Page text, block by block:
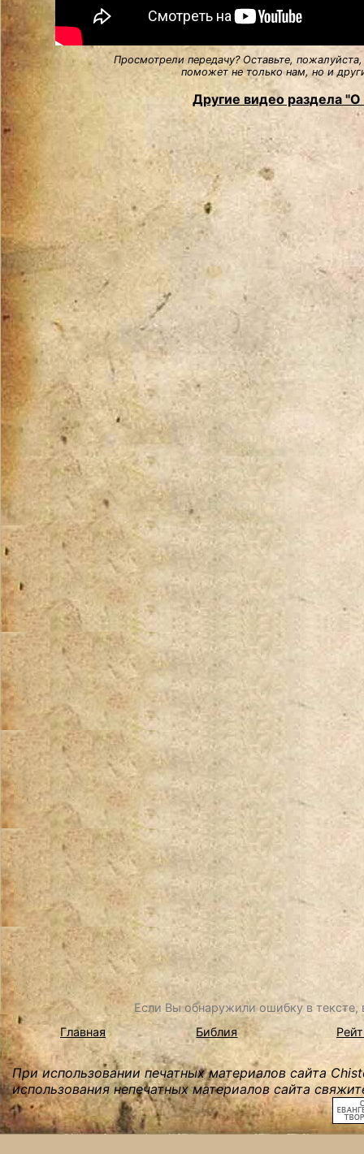
Просмотрели передачу? Оставьте,
поможет не только нам, но и
Другие видео раздела
Если Вы обнаружили ошибку в
Главная
Библия
При использовании печатных материалов сайта
использования непечатных материалов сайта